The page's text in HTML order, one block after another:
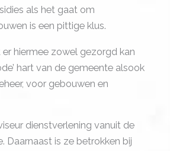
als het gaat om
is een pittige klus.
hiermee zowel gezorgd kan
hart van de gemeente alsook
voor gebouwen en
dienstverlening vanuit de
Daarnaast is ze betrokken bij